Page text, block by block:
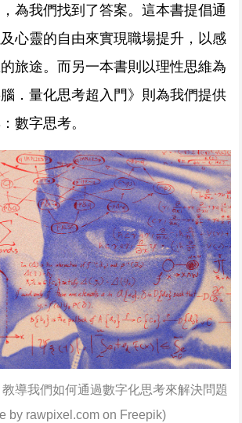
為我們找到了答案。這本書提倡通
心靈的自由來實現職場提升，以感
旅途。而另一本書則以理性思維為
．量化思考超入門》則為我們提供
數字思考。
導我們如何通過數字化思考來解決問題
by rawpixel.com on Freepik)